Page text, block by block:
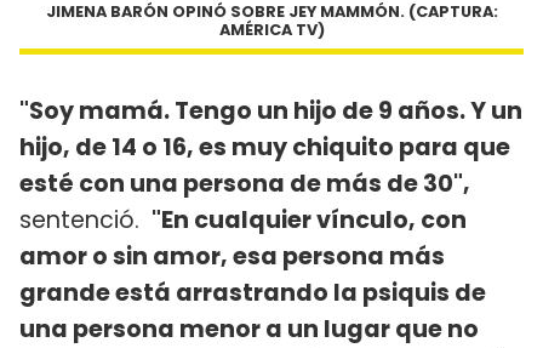
JIMENA BARÓN OPINÓ SOBRE JEY MAMMÓN. (CAPTURA:
AMÉRICA TV)
"Soy mamá. Tengo un hijo de 9 años. Y un
hijo, de 14 o 16, es muy chiquito para que
esté con una persona de más de 30",
sentenció. "En cualquier vínculo, con
amor o sin amor, esa persona más
grande está arrastrando la psiquis de
una persona menor a un lugar que no